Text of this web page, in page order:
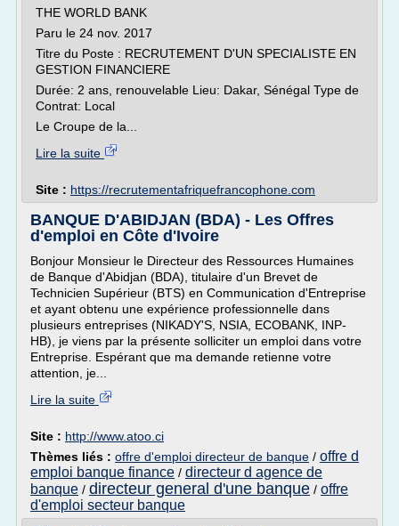
THE WORLD BANK
Paru le 24 nov. 2017
Titre du Poste : RECRUTEMENT D'UN SPECIALISTE EN
GESTION FINANCIERE
Durée: 2 ans, renouvelable Lieu: Dakar, Sénégal Type de
Contrat: Local
Le Croupe de la...
Lire la suite
Site : https://recrutementafriquefrancophone.com
BANQUE D'ABIDJAN (BDA) - Les Offres
d'emploi en Côte d'Ivoire
Bonjour Monsieur le Directeur des Ressources Humaines
de Banque d'Abidjan (BDA), titulaire d'un Brevet de
Technicien Supérieur (BTS) en Communication d'Entreprise
et ayant obtenu une expérience professionnelle dans
plusieurs entreprises (NIKADY'S, NSIA, ECOBANK, INP-
HB), je viens par la présente solliciter un emploi dans votre
Entreprise. Espérant que ma demande retienne votre
attention, je...
Lire la suite
Site : http://www.atoo.ci
Thèmes liés : offre d'emploi directeur de banque / offre d
emploi banque finance / directeur d agence de
banque / directeur general d'une banque / offre
d'emploi secteur banque